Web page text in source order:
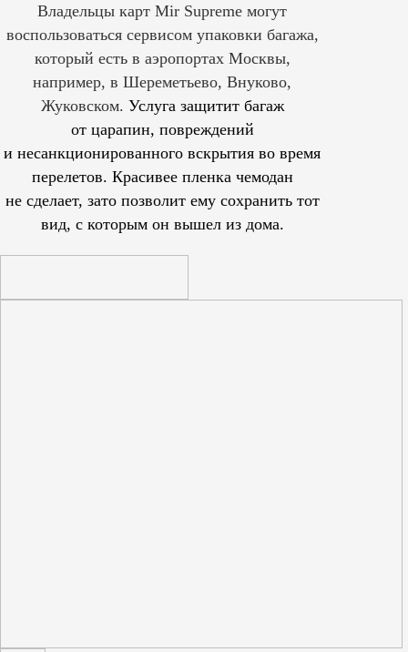
Владельцы карт Mir Supreme могут
воспользоваться сервисом упаковки багажа,
который есть в аэропортах Москвы,
например, в Шереметьево, Внуково,
Жуковском. Услуга защитит багаж
от царапин, повреждений
и несанкционированного вскрытия во время
перелетов. Красивее пленка чемодан
не сделает, зато позволит ему сохранить тот
вид, с которым он вышел из дома.